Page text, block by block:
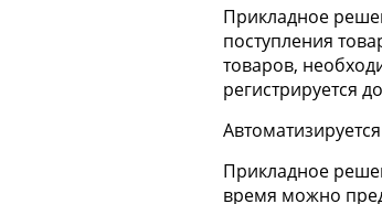
Прикладное
поступления
товаров,
регистрируется
Прикладное
время можно